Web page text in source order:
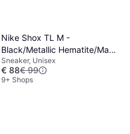
Nike Shox TL M -
Black/Metallic Hematite/Max
Orange
Sneaker, Unisex
€ 88€ 99
9+ Shops